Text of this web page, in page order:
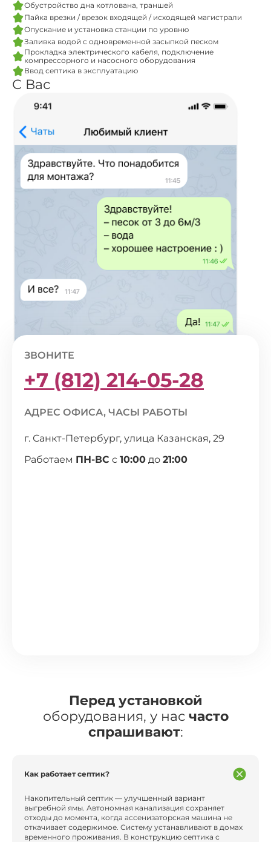
Обустройство дна котлована, траншей
Пайка врезки / врезок входящей / исходящей магистрали
Опускание и установка станции по уровню
Заливка водой с одновременной засыпкой песком
Прокладка электрического кабеля, подключение
компрессорного и насосного оборудования
Ввод септика в эксплуатацию
С Вас
ЗВОНИТЕ
+7 (812) 214-05-28
АДРЕС ОФИСА, ЧАСЫ РАБОТЫ
г. Санкт-Петербург, улица Казанская, 29
Работаем ПН-ВС с 10:00 до 21:00
Перед установкой
оборудования, у нас часто
спрашивают:
Как работает септик?
Накопительный септик — улучшенный вариант
выгребной ямы. Автономная канализация сохраняет
отходы до момента, когда ассенизаторская машина не
откачивает содержимое. Систему устанавливают в домах
временного проживания. В конструкцию септика с